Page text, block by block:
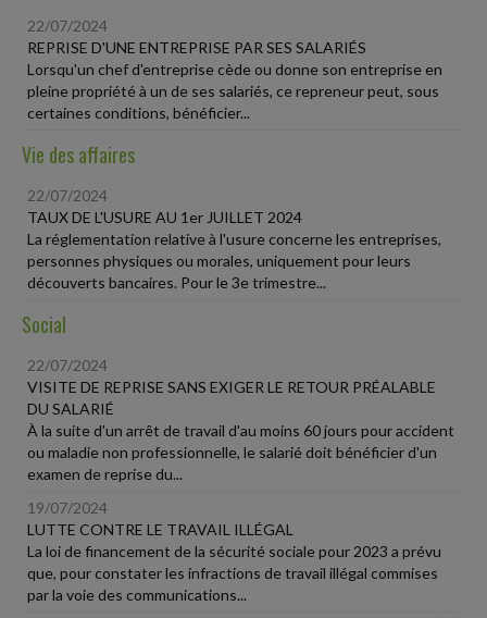
22/07/2024
REPRISE D'UNE ENTREPRISE PAR SES SALARIÉS
Lorsqu'un chef d'entreprise cède ou donne son entreprise en
pleine propriété à un de ses salariés, ce repreneur peut, sous
certaines conditions, bénéficier...
Vie des affaires
22/07/2024
TAUX DE L'USURE AU 1er JUILLET 2024
La réglementation relative à l'usure concerne les entreprises,
personnes physiques ou morales, uniquement pour leurs
découverts bancaires. Pour le 3e trimestre...
Social
22/07/2024
VISITE DE REPRISE SANS EXIGER LE RETOUR PRÉALABLE
DU SALARIÉ
À la suite d'un arrêt de travail d'au moins 60 jours pour accident
ou maladie non professionnelle, le salarié doit bénéficier d'un
examen de reprise du...
19/07/2024
LUTTE CONTRE LE TRAVAIL ILLÉGAL
La loi de financement de la sécurité sociale pour 2023 a prévu
que, pour constater les infractions de travail illégal commises
par la voie des communications...